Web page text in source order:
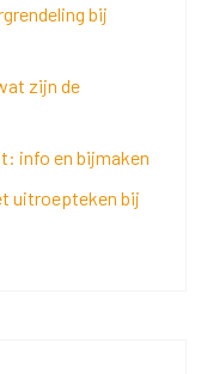
bij
zijn de
info en bijmaken
uitroepteken bij